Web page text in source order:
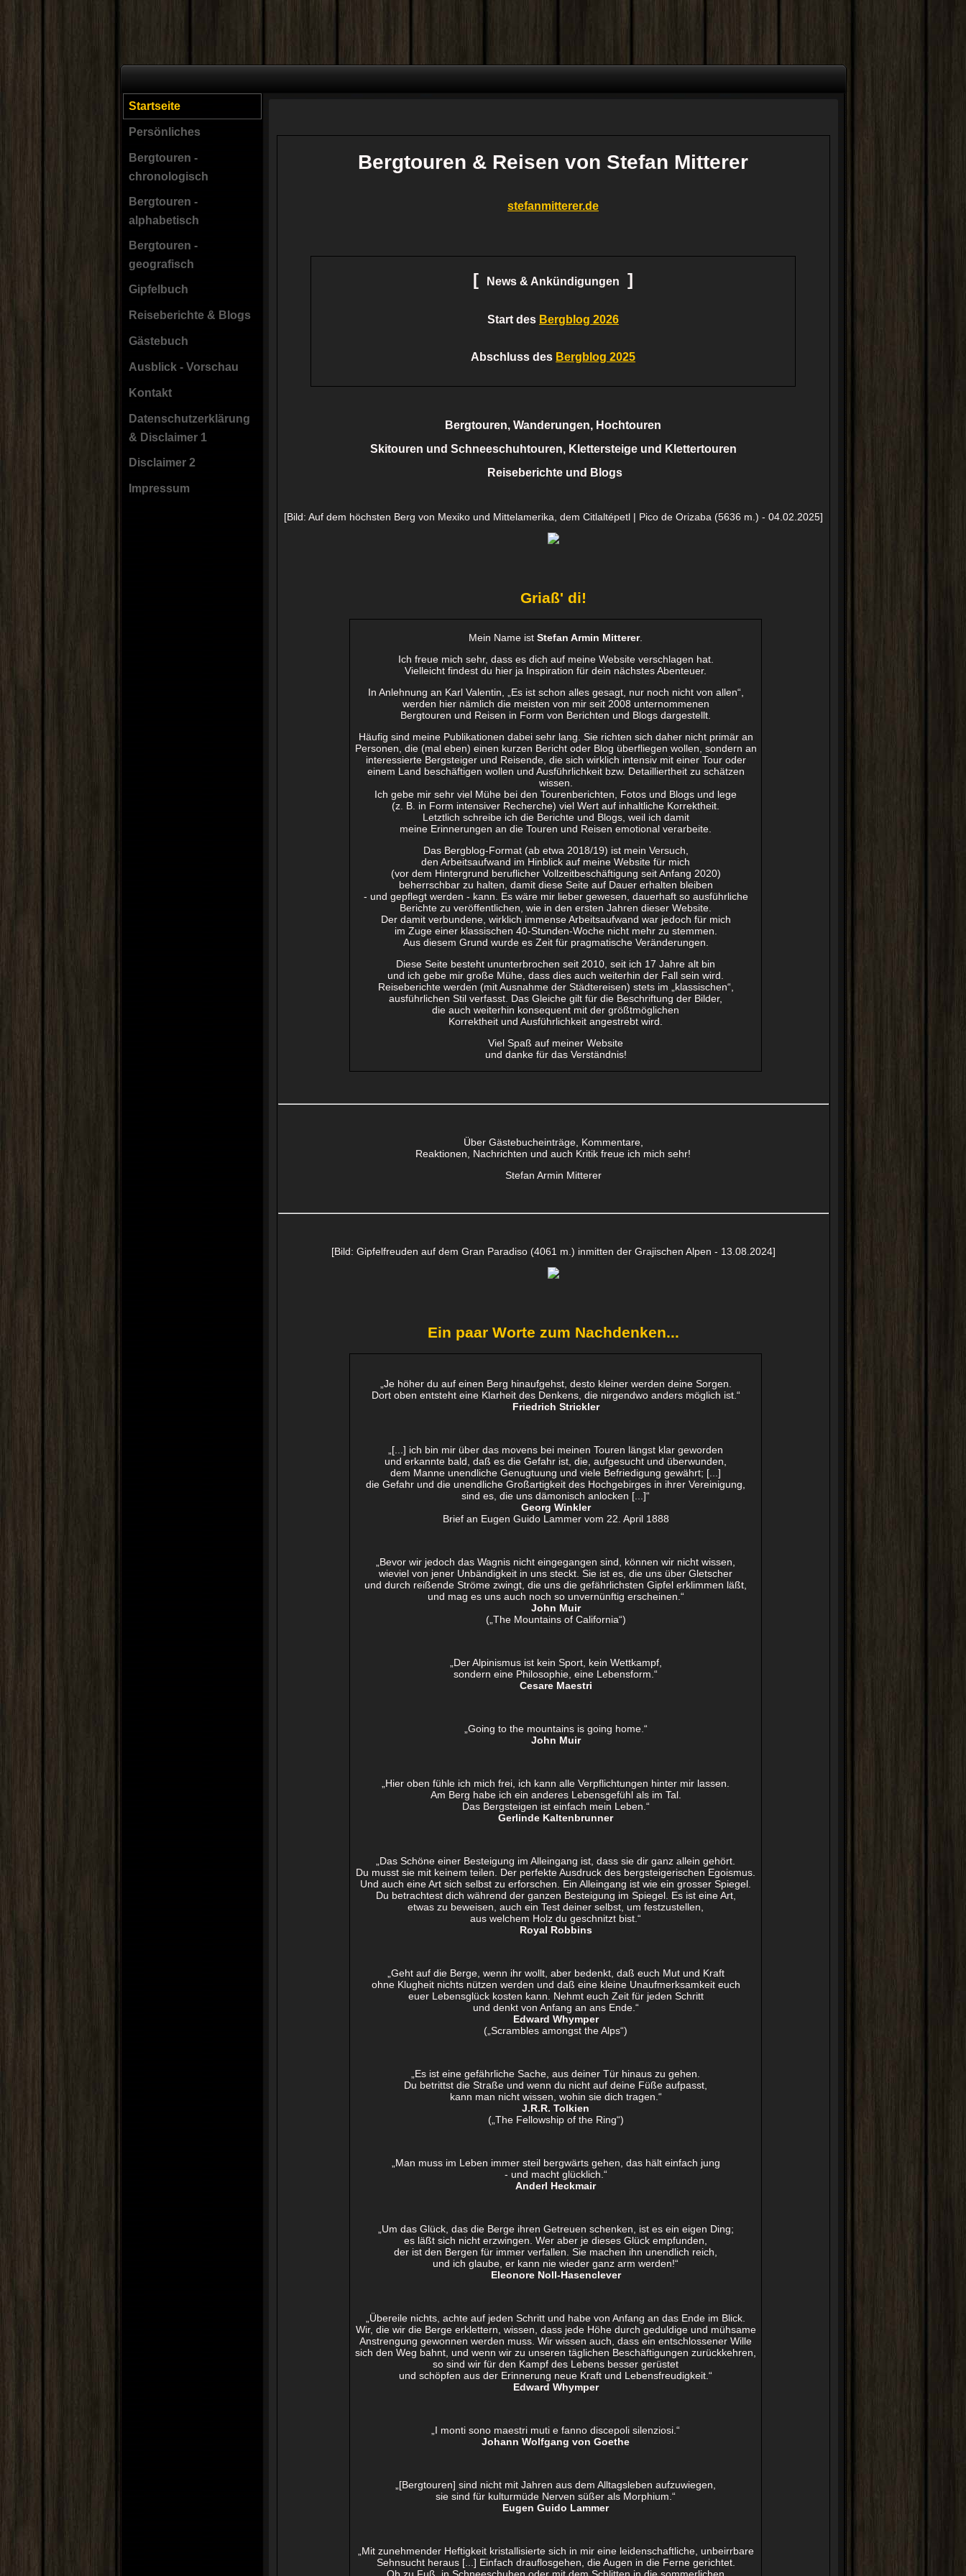
Startseite
Persönliches
Bergtouren -
chronologisch
Bergtouren -
alphabetisch
Bergtouren -
geografisch
Gipfelbuch
Reiseberichte & Blogs
Gästebuch
Ausblick - Vorschau
Kontakt
Datenschutzerklärung
& Disclaimer 1
Disclaimer 2
Impressum
Bergtouren & Reisen von Stefan Mitterer
stefanmitterer.de
[ News & Ankündigungen ]
Start des Bergblog 2026
Abschluss des Bergblog 2025
Bergtouren, Wanderungen, Hochtouren
Skitouren und Schneeschuhtouren, Klettersteige und Klettertouren
Reiseberichte und Blogs
[Bild: Auf dem höchsten Berg von Mexiko und Mittelamerika, dem Citlaltépetl | Pico de Orizaba (5636 m.) - 04.02.2025]
Griaß' di!
Mein Name istStefan Armin Mitterer.
Ich freue mich sehr, dass es dich auf meine Website verschlagen hat.
Vielleicht findest du hier ja Inspiration für dein nächstes Abenteuer.
In Anlehnung an Karl Valentin, „Es ist schon alles gesagt, nur noch nicht von allen“,
werden hier nämlich die meisten von mir seit 2008 unternommenen
Bergtouren und Reisen in Form von Berichten und Blogs dargestellt.
Häufig sind meine Publikationen dabei sehr lang. Sie richten sich daher nicht primär an
Personen, die (mal eben) einen kurzen Bericht oder Blog überfliegen wollen, sondern an
interessierte Bergsteiger und Reisende, die sich wirklich intensiv mit einer Tour oder
einem Land beschäftigen wollen und Ausführlichkeit bzw. Detailliertheit zu schätzen
wissen.
Ich gebe mir sehr viel Mühe bei den Tourenberichten, Fotos und Blogs und lege
(z. B. in Form intensiver Recherche) viel Wert auf inhaltliche Korrektheit.
Letztlich schreibe ich die Berichte und Blogs, weil ich damit
meine Erinnerungen an die Touren und Reisen emotional verarbeite.
Das Bergblog-Format (ab etwa 2018/19) ist mein Versuch,
den Arbeitsaufwand im Hinblick auf meine Website für mich
(vor dem Hintergrund beruflicher Vollzeitbeschäftigung seit Anfang 2020)
beherrschbar zu halten, damit diese Seite auf Dauer erhalten bleiben
- und gepflegt werden - kann. Es wäre mir lieber gewesen, dauerhaft so ausführliche
Berichte zu veröffentlichen, wie in den ersten Jahren dieser Website.
Der damit verbundene, wirklich immense Arbeitsaufwand war jedoch für mich
im Zuge einer klassischen 40-Stunden-Woche nicht mehr zu stemmen.
Aus diesem Grund wurde es Zeit für pragmatische Veränderungen.
Diese Seite besteht ununterbrochen seit 2010, seit ich 17 Jahre alt bin
und ich gebe mir große Mühe, dass dies auch weiterhin der Fall sein wird.
Reiseberichte werden (mit Ausnahme der Städtereisen) stets im „klassischen“,
ausführlichen Stil verfasst. Das Gleiche gilt für die Beschriftung der Bilder,
die auch weiterhin konsequent mit der größtmöglichen
Korrektheit und Ausführlichkeit angestrebt wird.
Viel Spaß auf meiner Website
und danke für das Verständnis!
Über Gästebucheinträge, Kommentare,
Reaktionen, Nachrichten und auch Kritik freue ich mich sehr!
Stefan Armin Mitterer
[Bild: Gipfelfreuden auf dem Gran Paradiso (4061 m.) inmitten der Grajischen Alpen - 13.08.2024]
Ein paar Worte zum Nachdenken...
„Je höher du auf einen Berg hinaufgehst, desto kleiner werden deine Sorgen.
Dort oben entsteht eine Klarheit des Denkens, die nirgendwo anders möglich ist.“
Friedrich Strickler
[...] ich bin mir über das movens bei meinen Touren längst klar geworden
und erkannte bald, daß es die Gefahr ist, die, aufgesucht und überwunden,
dem Manne unendliche Genugtuung und viele Befriedigung gewährt; [...]
die Gefahr und die unendliche Großartigkeit des Hochgebirges in ihrer Vereinigung,
sind es, die uns dämonisch anlocken [...]“
Georg Winkler
Brief an Eugen Guido Lammer vom 22. April 1888
„Bevor wir jedoch das Wagnis nicht eingegangen sind, können wir nicht wissen,
wieviel von jener Unbändigkeit in uns steckt. Sie ist es, die uns über Gletscher
und durch reißende Ströme zwingt, die uns die gefährlichsten Gipfel erklimmen läßt,
und mag es uns auch noch so unvernünftig erscheinen.“
John Muir
(„The Mountains of California“)
„Der Alpinismus ist kein Sport, kein Wettkampf,
sondern eine Philosophie, eine Lebensform.“
Cesare Maestri
„Going to the mountains is going home.“
John Muir
„Hier oben fühle ich mich frei, ich kann alle Verpflichtungen hinter mir lassen.
Am Berg habe ich ein anderes Lebensgefühl als im Tal.
Das Bergsteigen ist einfach mein Leben.“
Gerlinde Kaltenbrunner
„Das Schöne einer Besteigung im Alleingang ist, dass sie dir ganz allein gehört.
Du musst sie mit keinem teilen. Der perfekte Ausdruck des bergsteigerischen Egoismus.
Und auch eine Art sich selbst zu erforschen. Ein Alleingang ist wie ein grosser Spiegel.
Du betrachtest dich während der ganzen Besteigung im Spiegel. Es ist eine Art,
etwas zu beweisen, auch ein Test deiner selbst, um festzustellen,
aus welchem Holz du geschnitzt bist.“
Royal Robbins
„Geht auf die Berge, wenn ihr wollt, aber bedenkt, daß euch Mut und Kraft
ohne Klugheit nichts nützen werden und daß eine kleine Unaufmerksamkeit euch
euer Lebensglück kosten kann. Nehmt euch Zeit für jeden Schritt
und denkt von Anfang an ans Ende.“
Edward Whymper
(„Scrambles amongst the Alps“)
„Es ist eine gefährliche Sache, aus deiner Tür hinaus zu gehen.
Du betrittst die Straße und wenn du nicht auf deine Füße aufpasst,
kann man nicht wissen, wohin sie dich tragen.“
J.R.R. Tolkien
(„The Fellowship of the Ring“)
„Man muss im Leben immer steil bergwärts gehen, das hält einfach jung
- und macht glücklich.“
Anderl Heckmair
„Um das Glück, das die Berge ihren Getreuen schenken, ist es ein eigen Ding;
es läßt sich nicht erzwingen. Wer aber je dieses Glück empfunden,
der ist den Bergen für immer verfallen. Sie machen ihn unendlich reich,
und ich glaube, er kann nie wieder ganz arm werden!“
Eleonore Noll-Hasenclever
„Übereile nichts, achte auf jeden Schritt und habe von Anfang an das Ende im Blick.
Wir, die wir die Berge erklettern, wissen, dass jede Höhe durch geduldige und mühsame
Anstrengung gewonnen werden muss. Wir wissen auch, dass ein entschlossener Wille
sich den Weg bahnt, und wenn wir zu unseren täglichen Beschäftigungen zurückkehren,
so sind wir für den Kampf des Lebens besser gerüstet
und schöpfen aus der Erinnerung neue Kraft und Lebensfreudigkeit.“
Edward Whymper
„I monti sono maestri muti e fanno discepoli silenziosi.“
Johann Wolfgang von Goethe
„[Bergtouren] sind nicht mit Jahren aus dem Alltagsleben aufzuwiegen,
sie sind für kulturmüde Nerven süßer als Morphium.“
Eugen Guido Lammer
„Mit zunehmender Heftigkeit kristallisierte sich in mir eine leidenschaftliche, unbeirrbare
Sehnsucht heraus [...] Einfach drauflosgehen, die Augen in die Ferne gerichtet.